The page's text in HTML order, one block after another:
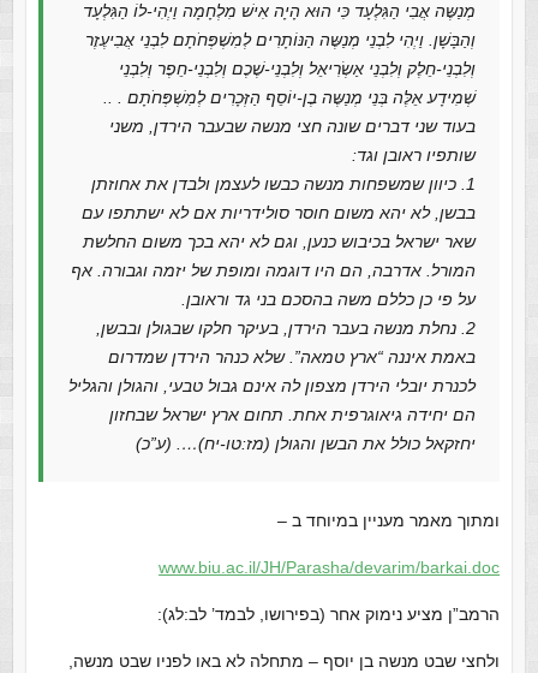
מְנַשֶּה אֲבִי הַגִּלְעָד כִּי הוּא הָיָה אִישׁ מִלְחָמָה וַיְהִי-לוֹ הַגִּלְעָד
וְהַבָּשָׁן. וַיְהִי לִבְנֵי מְנַשֶּה הַנּוֹתָרִים לְמִשְׁפְּחֹתָם לִבְנֵי אֲבִיעֶזֶר
וְלִבְנֵי-חֵלֶק וְלִבְנֵי אַשְׂרִיאֵל וְלִבְנֵי-שֶׁכֶם וְלִבְנֵי-חֵפֶר וְלִבְנֵי
שְׁמִידָע אֵלֶּה בְּנֵי מְנַשֶּה בֶן-יוֹסֵף הַזְּכָרִים לְמִשְׁפְּחֹתָם . ..
בעוד שני דברים שונה חצי מנשה שבעבר הירדן, משני
שותפיו ראובן וגד:
1. כיוון שמשפחות מנשה כבשו לעצמן ולבדן את אחוזתן
בבשן, לא יהא משום חוסר סולידריות אם לא ישתתפו עם
שאר ישראל בכיבוש כנען, וגם לא יהא בכך משום החלשת
המורל. אדרבה, הם היו דוגמה ומופת של יזמה וגבורה. אף
על פי כן כללם משה בהסכם בני גד וראובן.
2. נחלת מנשה בעבר הירדן, בעיקר חלקו שבגולן ובבשן,
באמת איננה “ארץ טמאה”. שלא כנהר הירדן שמדרום
לכנרת יובלי הירדן מצפון לה אינם גבול טבעי, והגולן והגליל
הם יחידה גיאוגרפית אחת. תחום ארץ ישראל שבחזון
יחזקאל כולל את הבשן והגולן (מז:טו-יח)…. (ע”כ)
ומתוך מאמר מעניין במיוחד ב –
www.biu.ac.il/JH/Parasha/devarim/barkai.doc
הרמב”ן מציע נימוק אחר (בפירושו, לבמד’ לב:לג):
ולחצי שבט מנשה בן יוסף – מתחלה לא באו לפניו שבט מנשה,